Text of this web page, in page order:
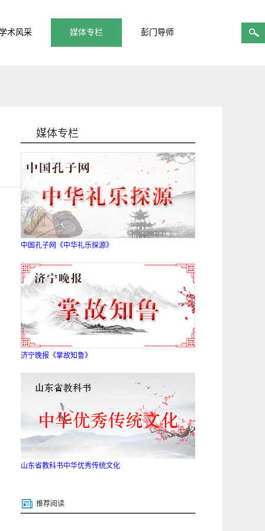
术风采 媒体专栏 彭门导师
媒体专栏
中国孔子网《中华礼乐探源》
济宁晚报《掌故知鲁》
山东省教科书中华优秀传统文化
推荐阅读